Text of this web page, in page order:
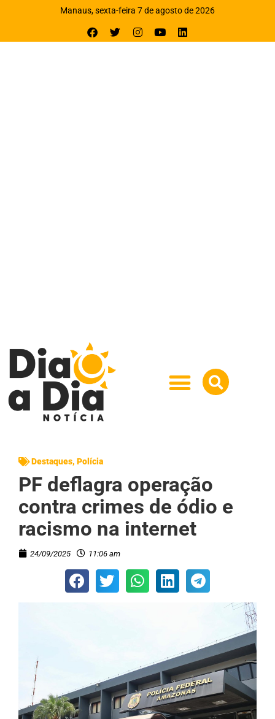
Manaus, sexta-feira 7 de agosto de 2026
Destaques, Polícia
PF deflagra operação
contra crimes de ódio e
racismo na internet
24/09/2025 11:06 am